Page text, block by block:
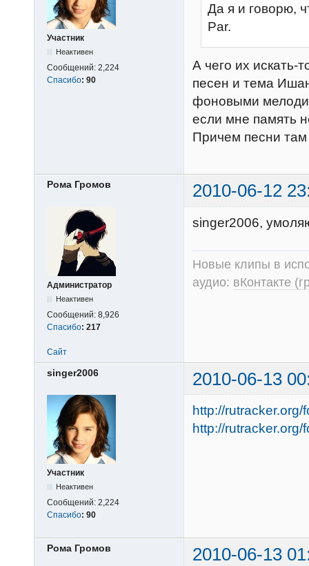
Участник
Неактивен
Сообщений: 2,224
Спасибо: 90
Да я и говорю,
Par.
А чего их искать-
песен и тема
фоновыми
если мне память
Причем песни
Рома Громов 2010-06-12
Администратор
Неактивен
Сообщений: 8,926
Спасибо: 217
singer2006,
Новые клипы в
аудио: вКонтакте
Сайт
singer2006 2010-06-13
Участник
Неактивен
Сообщений: 2,224
Спасибо: 90
http://
http://
Рома Громов 2010-06-13